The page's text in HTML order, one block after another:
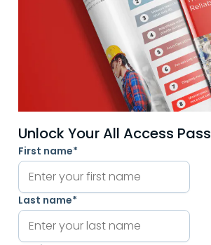
Unlock Your All Access Pass
First name*
Last name*